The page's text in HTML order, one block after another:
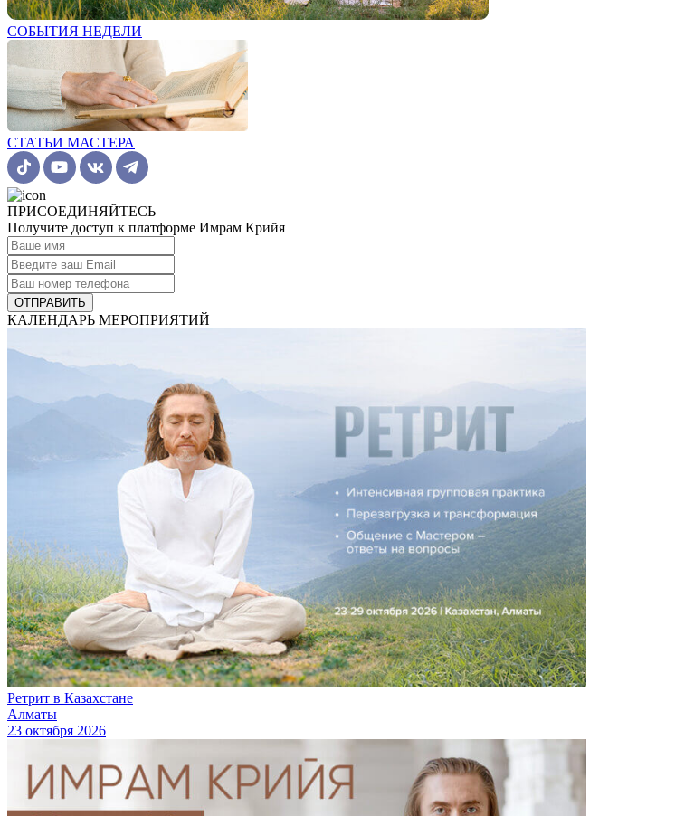
СОБЫТИЯ НЕДЕЛИ
СТАТЬИ МАСТЕРА
ПРИСОЕДИНЯЙТЕСЬ
Получите доступ к платформе Имрам Крийя
ОТПРАВИТЬ
КАЛЕНДАРЬ МЕРОПРИЯТИЙ
Ретрит в Казахстане
Алматы
23 октября 2026